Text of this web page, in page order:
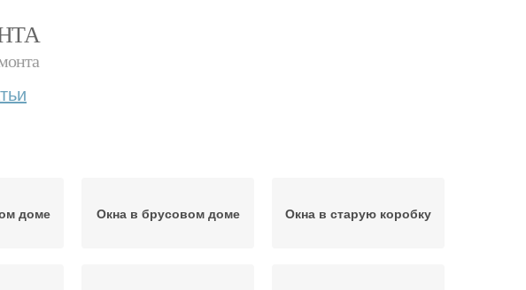
доме Окна в брусовом доме Окна в старую коробку